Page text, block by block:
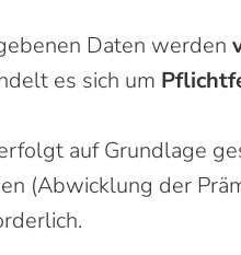
Daten werden
es sich um
auf Grundlage
(Abwicklung der